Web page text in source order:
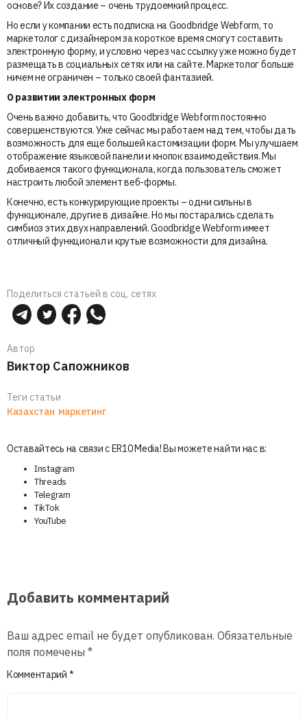
основе? Их создание – очень трудоемкий процесс.
Но если у компании есть подписка на Goodbridge Webform, то
маркетолог с дизайнером за короткое время смогут составить
электронную форму, и условно через час ссылку уже можно будет
размещать в социальных сетях или на сайте. Маркетолог больше
ничем не ограничен – только своей фантазией.
О развитии электронных форм
Очень важно добавить, что Goodbridge Webform постоянно
совершенствуются. Уже сейчас мы работаем над тем, чтобы дать
возможность для еще большей кастомизации форм. Мы улучшаем
отображение языковой панели и кнопок взаимодействия. Мы
добиваемся такого функционала, когда пользователь сможет
настроить любой элемент веб-формы.
Конечно, есть конкурирующие проекты – одни сильны в
функционале, другие в дизайне. Но мы постарались сделать
симбиоз этих двух направлений. Goodbridge Webform имеет
отличный функционал и крутые возможности для дизайна.
Поделиться статьей в соц. сетях
Автор
Виктор Сапожников
Теги статьи
Казахстан маркетинг
Оставайтесь на связи с ER10 Media! Вы можете найти нас в:
Instagram
Threads
Telegram
TikTok
YouTube
Добавить комментарий
Ваш адрес email не будет опубликован. Обязательные
поля помечены *
Комментарий *